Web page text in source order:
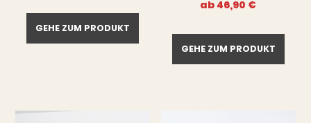
GEHE ZUM PRODUKT
ab 46,90 €
GEHE ZUM PRODUKT